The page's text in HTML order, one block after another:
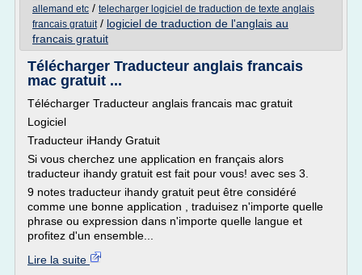
allemand etc / telecharger logiciel de traduction de texte anglais
francais gratuit/ logiciel de traduction de l'anglais au
francais gratuit
Télécharger Traducteur anglais francais
mac gratuit ...
Télécharger Traducteur anglais francais mac gratuit
Logiciel
Traducteur iHandy Gratuit
Si vous cherchez une application en français alors
traducteur ihandy gratuit est fait pour vous! avec ses 3.
9 notes traducteur ihandy gratuit peut être considéré
comme une bonne application , traduisez n'importe quelle
phrase ou expression dans n'importe quelle langue et
profitez d'un ensemble...
Lire la suite